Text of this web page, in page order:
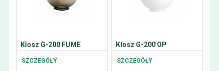
Klosz G-200 FUME
SZCZEGÓŁY
Klosz G-200 OP
SZCZEGÓŁY